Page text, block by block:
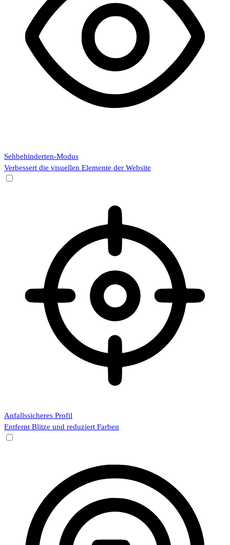
Sehbehinderten-Modus
Verbessert die visuellen Elemente der Website
Anfallssicheres Profil
Entfernt Blitze und reduziert Farben